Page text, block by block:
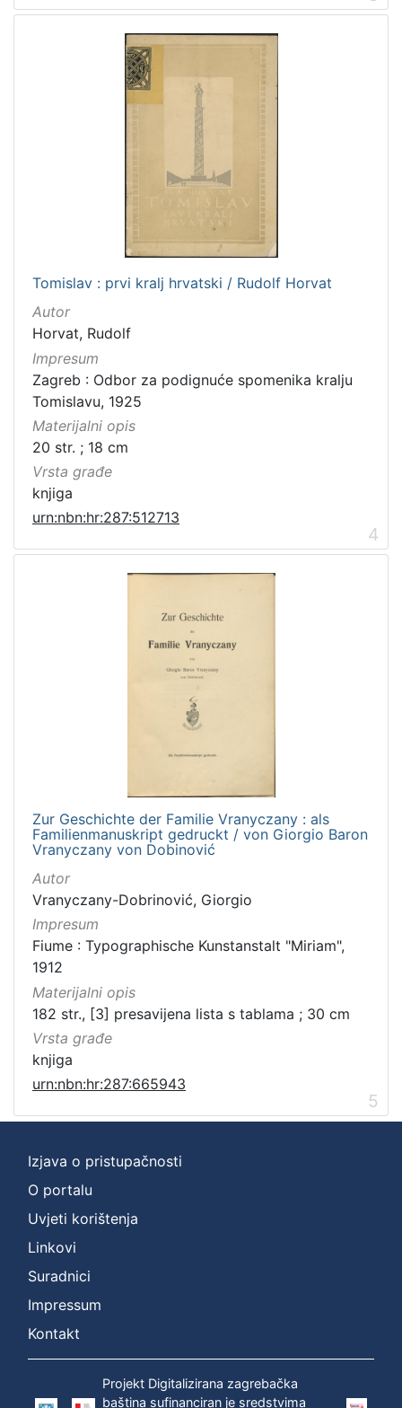
Tomislav : prvi kralj hrvatski / Rudolf Horvat
Autor
Horvat, Rudolf
Impresum
Zagreb : Odbor za podignuće spomenika kralju
Tomislavu, 1925
Materijalni opis
20 str. ; 18 cm
Vrsta građe
knjiga
urn:nbn:hr:287:512713
4
Zur Geschichte der Familie Vranyczany : als
Familienmanuskript gedruckt / von Giorgio Baron
Vranyczany von Dobinović
Autor
Vranyczany-Dobrinović, Giorgio
Impresum
Fiume : Typographische Kunstanstalt "Miriam",
1912
Materijalni opis
182 str., [3] presavijena lista s tablama ; 30 cm
Vrsta građe
knjiga
urn:nbn:hr:287:665943
5
Izjava o pristupačnosti
O portalu
Uvjeti korištenja
Linkovi
Suradnici
Impressum
Kontakt
Projekt Digitalizirana zagrebačka
baština sufinanciran je sredstvima